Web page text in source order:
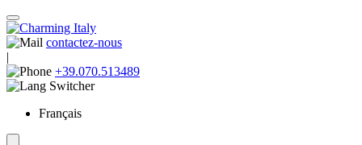
contactez-nous
|
+39.070.513489
Français